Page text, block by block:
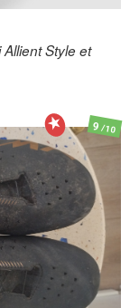
Style et
9/10